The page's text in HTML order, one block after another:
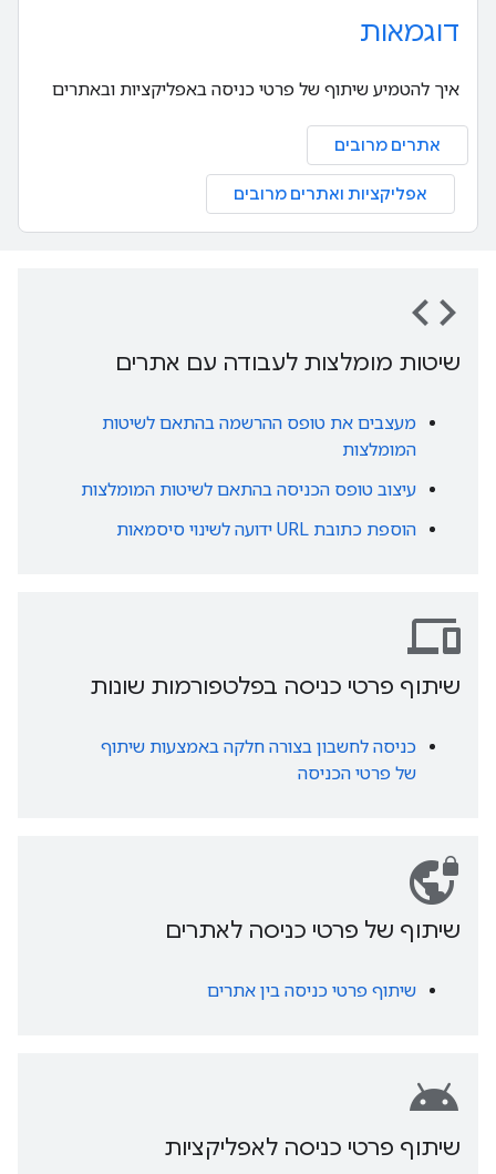
דוגמאות
איך להטמיע שיתוף של פרטי כניסה באפליקציות ובאתרים
אתרים מרובים
אפליקציות ואתרים מרובים
code
שיטות מומלצות לעבודה עם אתרים
מעצבים את טופס ההרשמה בהתאם לשיטות
המומלצות
עיצוב טופס הכניסה בהתאם לשיטות המומלצות
הוספת כתובת URL ידועה לשינוי סיסמאות
devices
שיתוף פרטי כניסה בפלטפורמות שונות
כניסה לחשבון בצורה חלקה באמצעות שיתוף
של פרטי הכניסה
vpn_lock
שיתוף של פרטי כניסה לאתרים
שיתוף פרטי כניסה בין אתרים
android
שיתוף פרטי כניסה לאפליקציות